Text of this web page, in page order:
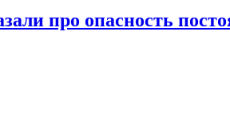
про опасность